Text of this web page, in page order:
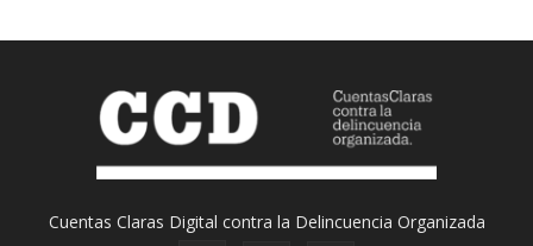
Cuentas Claras Digital contra la Delincuencia Organizada